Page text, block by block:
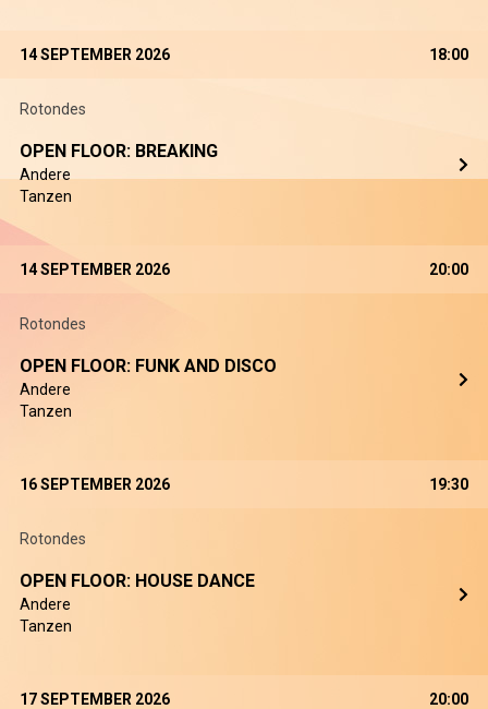
14 SEPTEMBER 2026 18:00
Rotondes
OPEN FLOOR: BREAKING
Andere
Tanzen
14 SEPTEMBER 2026 20:00
Rotondes
OPEN FLOOR: FUNK AND DISCO
Andere
Tanzen
16 SEPTEMBER 2026 19:30
Rotondes
OPEN FLOOR: HOUSE DANCE
Andere
Tanzen
17 SEPTEMBER 2026 20:00